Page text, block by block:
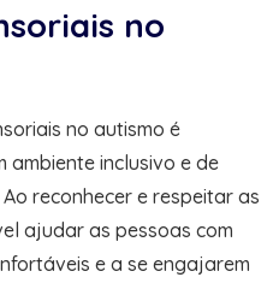
no
no autismo é
ambiente inclusivo e de
reconhecer e respeitar as
ajudar as pessoas com
e a se engajarem